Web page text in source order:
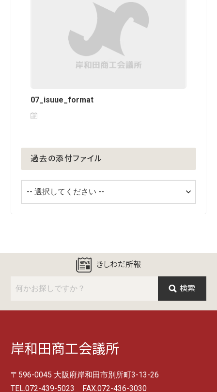
07_isuue_format
過去の添付ファイル
きしわだ所報
検索
岸和田商工会議所
〒596-0045 大阪府岸和田市別所町3-13-26
TEL.072-439-5023 FAX.072-436-3030